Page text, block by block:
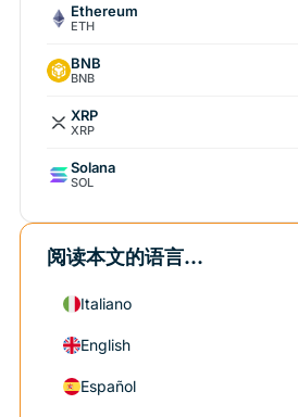
Ethereum
ETH
BNB
BNB
XRP
XRP
Solana
SOL
阅读本文的语言...
Italiano
English
Español